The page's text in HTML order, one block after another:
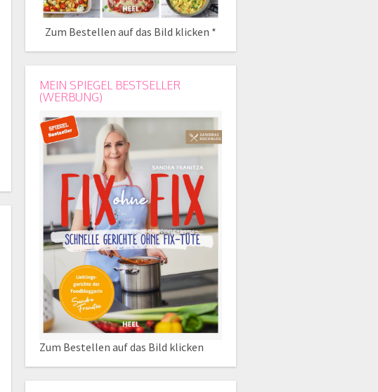
Zum Bestellen auf das Bild klicken *
MEIN SPIEGEL BESTSELLER
(WERBUNG)
Zum Bestellen auf das Bild klicken